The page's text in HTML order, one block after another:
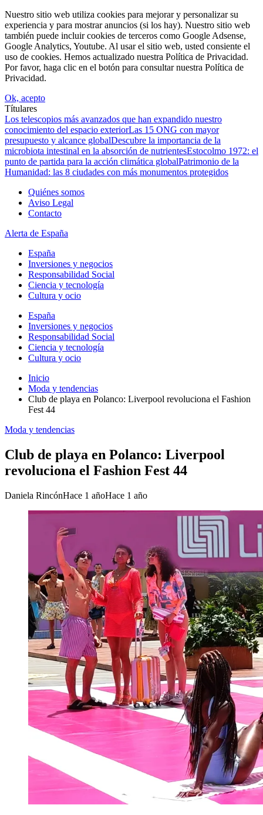
Nuestro sitio web utiliza cookies para mejorar y personalizar su
experiencia y para mostrar anuncios (si los hay). Nuestro sitio web
también puede incluir cookies de terceros como Google Adsense,
Google Analytics, Youtube. Al usar el sitio web, usted consiente el
uso de cookies. Hemos actualizado nuestra Política de Privacidad.
Por favor, haga clic en el botón para consultar nuestra Política de
Privacidad.
Ok, acepto
Títulares
Los telescopios más avanzados que han expandido nuestro
conocimiento del espacio exteriorLas 15 ONG con mayor
presupuesto y alcance globalDescubre la importancia de la
microbiota intestinal en la absorción de nutrientesEstocolmo 1972: el
punto de partida para la acción climática globalPatrimonio de la
Humanidad: las 8 ciudades con más monumentos protegidos
Quiénes somos
Aviso Legal
Contacto
Alerta de España
España
Inversiones y negocios
Responsabilidad Social
Ciencia y tecnología
Cultura y ocio
España
Inversiones y negocios
Responsabilidad Social
Ciencia y tecnología
Cultura y ocio
Inicio
Moda y tendencias
Club de playa en Polanco: Liverpool revoluciona el Fashion
Fest 44
Moda y tendencias
Club de playa en Polanco: Liverpool
revoluciona el Fashion Fest 44
Daniela RincónHace 1 añoHace 1 año